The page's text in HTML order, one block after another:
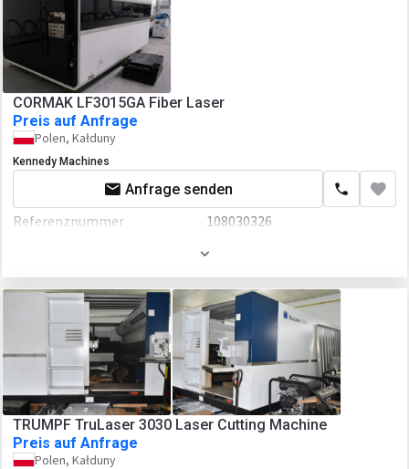
CORMAK LF3015GA Fiber Laser
Preis auf Anfrage
Polen, Kałduny
Kennedy Machines
Anfrage senden
Referenznummer
108030326
2022
TRUMPF TruLaser 3030 Laser Cutting Machine
Preis auf Anfrage
Polen, Kałduny